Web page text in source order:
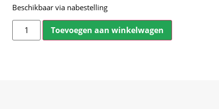
Beschikbaar via nabestelling
Toevoegen aan winkelwagen